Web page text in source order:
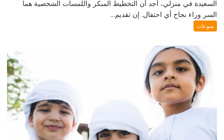
السعيدة في منزلي، أجد أن التخطيط المبكر واللمسات الشخصية هما
السر وراء نجاح أي احتفال. إن تقديم...
منوعات